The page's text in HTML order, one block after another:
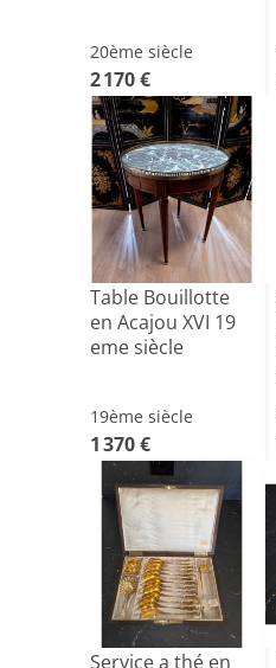
20ème siècle
2 170 €
Table Bouillotte
en Acajou XVI 19
eme siècle
19ème siècle
1 370 €
Service a thé en